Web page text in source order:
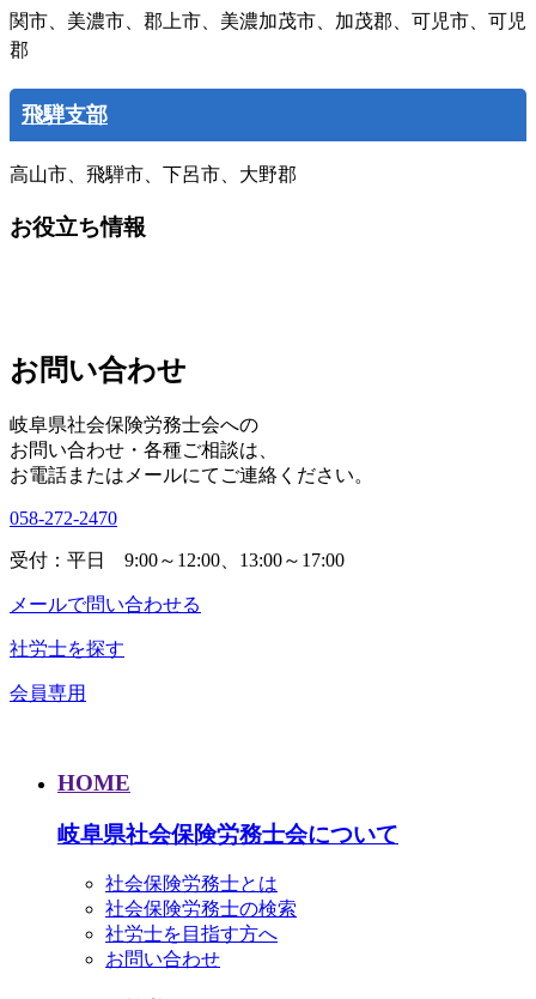
関市、美濃市、郡上市、美濃加茂市、加茂郡、可児市、可児
郡
飛騨支部
高山市、飛騨市、下呂市、大野郡
お役立ち情報
お問い合わせ
岐阜県社会保険労務士会への
お問い合わせ・各種ご相談は、
お電話またはメールにてご連絡ください。
058-272-2470
受付：平日 9:00～12:00、13:00～17:00
メールで問い合わせる
社労士を探す
会員専用
HOME
岐阜県社会保険労務士会について
社会保険労務士とは
社会保険労務士の検索
社労士を目指す方へ
お問い合わせ